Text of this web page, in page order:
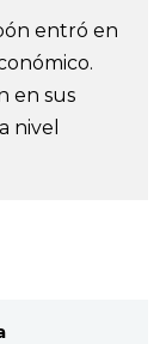
entró en
en sus
nivel